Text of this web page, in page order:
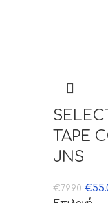
TAPE
JNS
€79.90 €